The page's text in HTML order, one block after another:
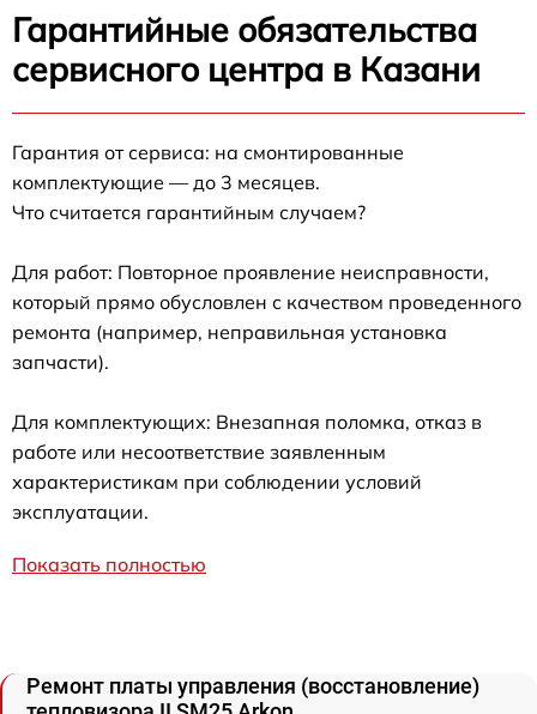
Гарантийные обязательства
сервисного центра в Казани
Гарантия от сервиса: на смонтированные
комплектующие — до 3 месяцев.
Что считается гарантийным случаем?
Для работ: Повторное проявление неисправности,
который прямо обусловлен с качеством проведенного
ремонта (например, неправильная установка
запчасти).
Для комплектующих: Внезапная поломка, отказ в
работе или несоответствие заявленным
характеристикам при соблюдении условий
эксплуатации.
Показать полностью
Ремонт платы управления (восстановление)